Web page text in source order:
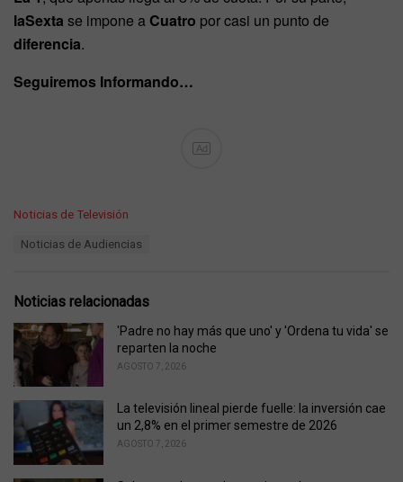
laSexta se impone a Cuatro por casi un punto de
diferencia.
Seguiremos Informando…
Ad
C
o
r
i
e
s
Noticias de Televisión
:
Noticias de Audiencias
Noticias relacionadas
'Padre no hay más que uno' y 'Ordena tu vida' se
reparten la noche
AGOSTO 7, 2026
La televisión lineal pierde fuelle: la inversión cae
un 2,8% en el primer semestre de 2026
AGOSTO 7, 2026